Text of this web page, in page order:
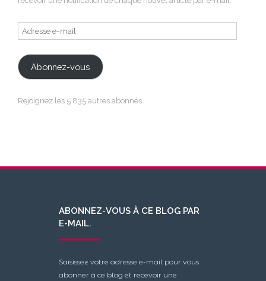
Adresse
e-
mail
Abonnez-vous
Rejoignez les 5 835 autres abonnés
ABONNEZ-VOUS À CE BLOG PAR
E-MAIL.
Saisissez votre adresse e-mail pour vous
abonner à ce blog et recevoir une